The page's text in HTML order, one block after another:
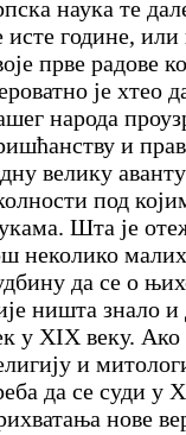
наука те
исте године,
прве радове
је хтео
народа
и
велику
под
Шта је
неколико
да се о
ништа знало
у XIX веку.
и
да се суди у
нове